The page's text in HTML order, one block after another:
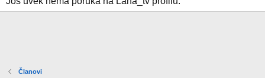
Članovi